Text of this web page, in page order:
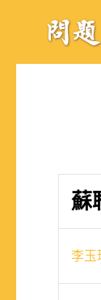
蘇
李玉